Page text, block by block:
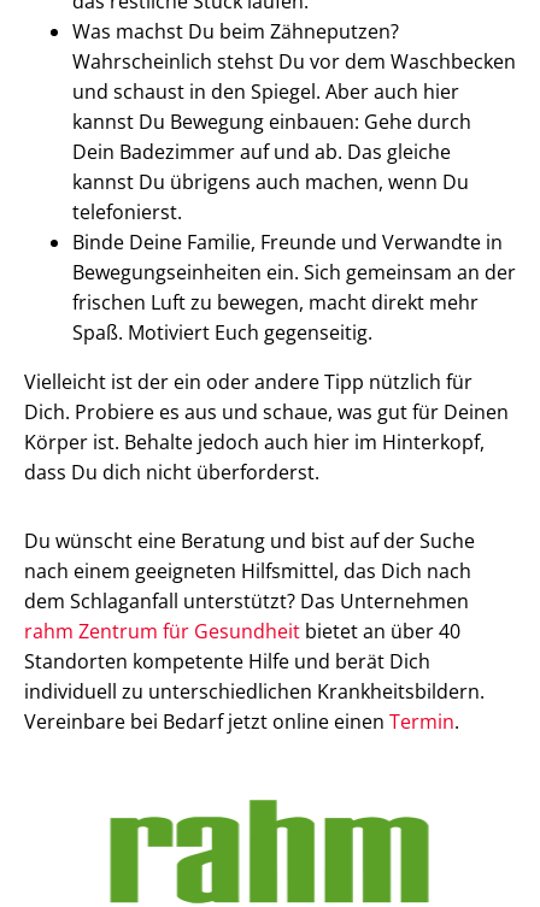
Was machst Du beim Zähneputzen?
Wahrscheinlich stehst Du vor dem Waschbecken
und schaust in den Spiegel. Aber auch hier
kannst Du Bewegung einbauen: Gehe durch
Dein Badezimmer auf und ab. Das gleiche
kannst Du übrigens auch machen, wenn Du
telefonierst.
Binde Deine Familie, Freunde und Verwandte in
Bewegungseinheiten ein. Sich gemeinsam an der
frischen Luft zu bewegen, macht direkt mehr
Spaß. Motiviert Euch gegenseitig.
Vielleicht ist der ein oder andere Tipp nützlich für
Dich. Probiere es aus und schaue, was gut für Deinen
Körper ist. Behalte jedoch auch hier im Hinterkopf,
dass Du dich nicht überforderst.
Du wünscht eine Beratung und bist auf der Suche
nach einem geeigneten Hilfsmittel, das Dich nach
dem Schlaganfall unterstützt? Das Unternehmen
rahm Zentrum für Gesundheit bietet an über 40
Standorten kompetente Hilfe und berät Dich
individuell zu unterschiedlichen Krankheitsbildern.
Vereinbare bei Bedarf jetzt online einen Termin.